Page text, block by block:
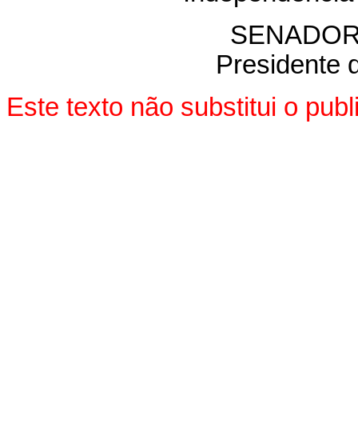
Presidente
Este texto não substitui o